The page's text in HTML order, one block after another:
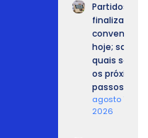
Partidos
finalizam
convenções
hoje; saiba
quais serão
os próximos
passos.
agosto 7,
2026